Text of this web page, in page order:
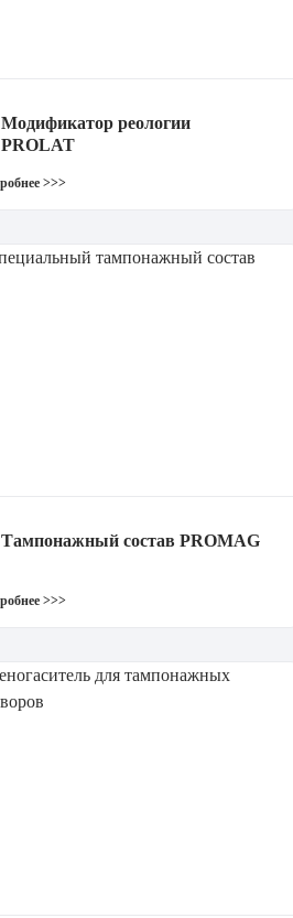
Модификатор реологии
PROLAT
Тампонажный состав PROMAG